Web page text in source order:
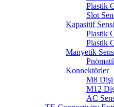
Plastik
Slot
Kapasitif
Plastik
Plastik
Manyetik
Konnektörler
M8
M12
AC